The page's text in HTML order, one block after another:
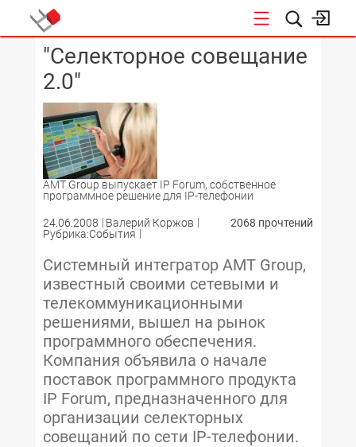
КОНФЕРЕНЦИИ
"Селекторное совещание
2.0"
АМТ Group выпускает IP Forum, собственное
программное решение для IP-телефонии
24.06.2008
Валерий Коржов
Рубрика:События
2068 прочтений
Системный интегратор AMT Group,
известный своими сетевыми и
телекоммуникационными
решениями, вышел на рынок
программного обеспечения.
Компания объявила о начале
поставок программного продукта
IP Forum, предназначенного для
организации селекторных
совещаний по сети IP-телефонии.